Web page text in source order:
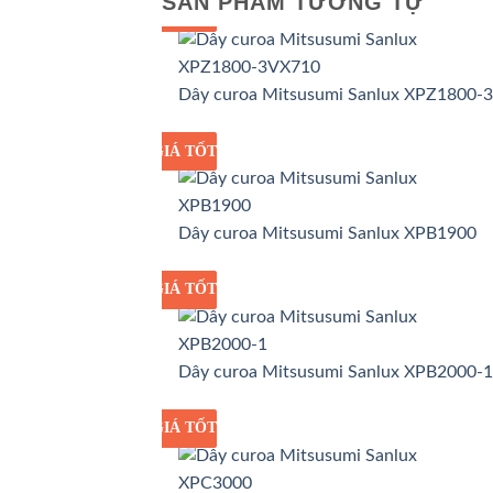
GIÁ SỈ
GIÁ TỐT
Dây curoa Mitsusumi Sanlux XPZ1800-
GIÁ SỈ
GIÁ TỐT
Dây curoa Mitsusumi Sanlux XPB1900
GIÁ SỈ
GIÁ TỐT
Dây curoa Mitsusumi Sanlux XPB2000-1
GIÁ SỈ
GIÁ TỐT